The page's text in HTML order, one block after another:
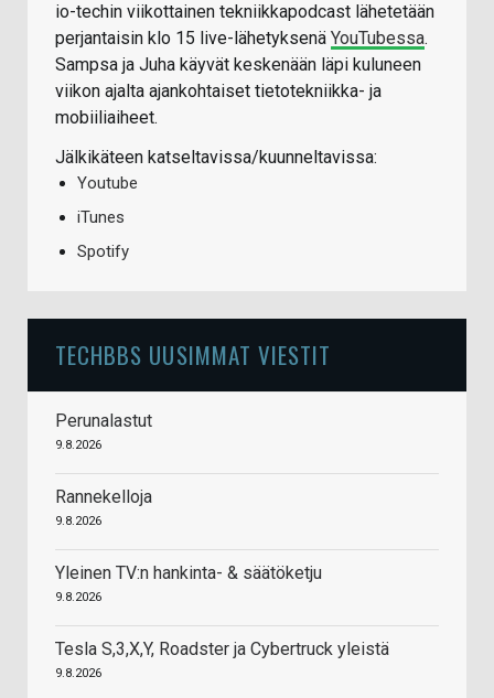
io-techin viikottainen tekniikkapodcast lähetetään
perjantaisin klo 15 live-lähetyksenä YouTubessa.
Sampsa ja Juha käyvät keskenään läpi kuluneen
viikon ajalta ajankohtaiset tietotekniikka- ja
mobiiliaiheet.
Jälkikäteen katseltavissa/kuunneltavissa:
Youtube
iTunes
Spotify
TECHBBS UUSIMMAT VIESTIT
Perunalastut
9.8.2026
Rannekelloja
9.8.2026
Yleinen TV:n hankinta- & säätöketju
9.8.2026
Tesla S,3,X,Y, Roadster ja Cybertruck yleistä
9.8.2026